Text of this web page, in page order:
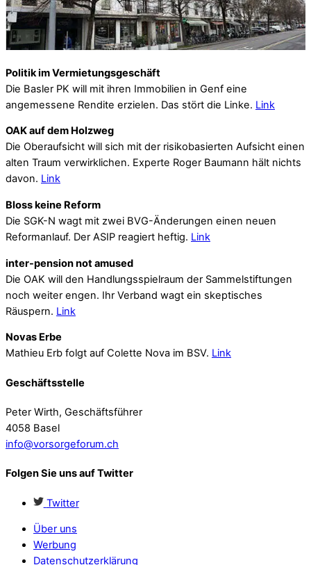
Politik im Vermietungsgeschäft
Die Basler PK will mit ihren Immobilien in Genf eine
angemessene Rendite erzielen. Das stört die Linke. Link
OAK auf dem Holzweg
Die Oberaufsicht will sich mit der risikobasierten Aufsicht einen
alten Traum verwirklichen. Experte Roger Baumann hält nichts
davon. Link
Bloss keine Reform
Die SGK-N wagt mit zwei BVG-Änderungen einen neuen
Reformanlauf. Der ASIP reagiert heftig. Link
inter-pension not amused
Die OAK will den Handlungsspielraum der Sammelstiftungen
noch weiter engen. Ihr Verband wagt ein skeptisches
Räuspern. Link
Novas Erbe
Mathieu Erb folgt auf Colette Nova im BSV. Link
Geschäftsstelle
Peter Wirth, Geschäftsführer
4058 Basel
info@vorsorgeforum.ch
Folgen Sie uns auf Twitter
Twitter
Über uns
Werbung
Datenschutzerklärung